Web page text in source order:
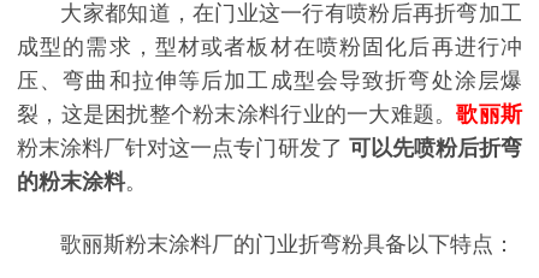
大家都知道，在门业这一行有喷粉后再折弯加工
成型的需求，型材或者板材在喷粉固化后再进行冲
压、弯曲和拉伸等后加工成型会导致折弯处涂层爆
裂，这是困扰整个粉末涂料行业的一大难题。歌丽斯
粉末涂料厂针对这一点专门研发了 可以先喷粉后折弯
的粉末涂料。
歌丽斯粉末涂料厂的门业折弯粉具备以下特点：